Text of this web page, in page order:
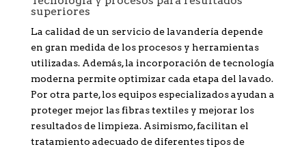
superiores
La calidad de un servicio de lavandería depende
en gran medida de los procesos y herramientas
utilizadas. Además, la incorporación de tecnología
moderna permite optimizar cada etapa del lavado.
Por otra parte, los equipos especializados ayudan a
proteger mejor las fibras textiles y mejorar los
resultados de limpieza. Asimismo, facilitan el
tratamiento adecuado de diferentes tipos de